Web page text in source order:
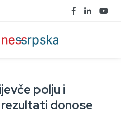
polju i
donose